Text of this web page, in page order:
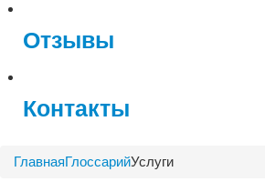
Отзывы
Контакты
ГлавнаяГлоссарийУслуги